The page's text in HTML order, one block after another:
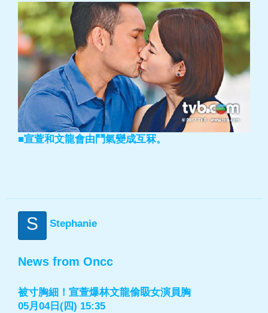
■宣萱和文龍會由鬥氣變成互冧。
S Stephanie
News from Oncc
被寸胸細！宣萱爆林文龍偷𥄫女演員胸
05月04日(四) 15:35